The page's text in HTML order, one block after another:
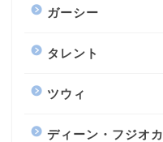
ガーシー
タレント
ツウィ
ディーン・フジオカ